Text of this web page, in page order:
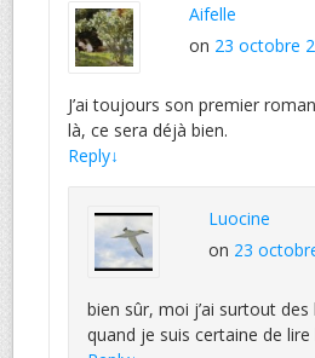
Aifelle
on 23 octobre
J’ai toujours son premier
là, ce sera déjà bien.
Reply↓
Luocine
on 23
bien sûr, moi j’ai surtout
quand je suis certaine de lire